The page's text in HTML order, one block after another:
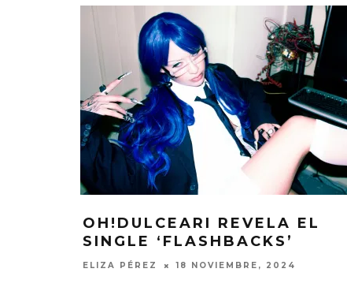
OH!DULCEARI REVELA EL
SINGLE ‘FLASHBACKS’
ELIZA PÉREZ 18 NOVIEMBRE, 2024